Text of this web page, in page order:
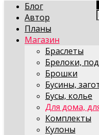
Блог
Автор
Планы
Магазин
Браслеты
Брелоки,
Брошки
Бусины,
Бусы, колье
Для дома,
Комплекты
Кулоны